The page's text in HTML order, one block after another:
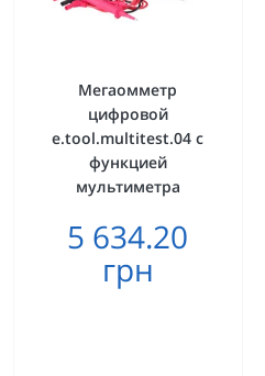
Мегаомметр
цифровой
e.tool.multitest.04 с
функцией
мультиметра
5 634.20
грн